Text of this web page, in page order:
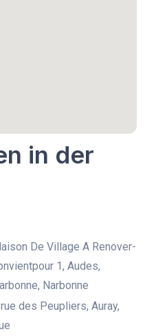
in der
De Village A Renover-
1, Audes,
Narbonne
des Peupliers, Auray,